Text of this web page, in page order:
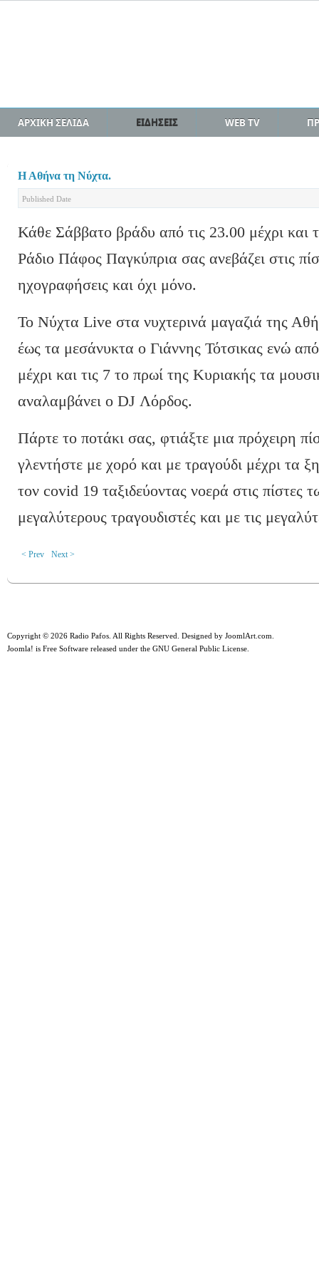
ΑΡΧΙΚΗ ΣΕΛΙΔΑ ΕΙΔΗΣΕΙΣ WEB TV
Η Αθήνα τη Νύχτα.
Published Date
Κάθε Σάββατο βράδυ από τις 23.00 μέχρι και
Ράδιο Πάφος Παγκύπρια σας ανεβάζει στις
ηχογραφήσεις και όχι μόνο.
Το Νύχτα Live στα νυχτερινά μαγαζιά της
έως τα μεσάνυκτα ο Γιάννης Τότσικας ενώ
μέχρι και τις 7 το πρωί της Κυριακής τα
αναλαμβάνει ο DJ Λόρδος.
Πάρτε το ποτάκι σας, φτιάξτε μια πρόχειρη
γλεντήστε με χορό και με τραγούδι μέχρι τα
τον covid 19 ταξιδεύοντας νοερά στις πίστες
μεγαλύτερους τραγουδιστές και με τις
< Prev Next >
Copyright © 2026 Radio Pafos. All Rights Reserved. Designed by JoomlArt.com
Joomla! is Free Software released under the GNU General Public License.